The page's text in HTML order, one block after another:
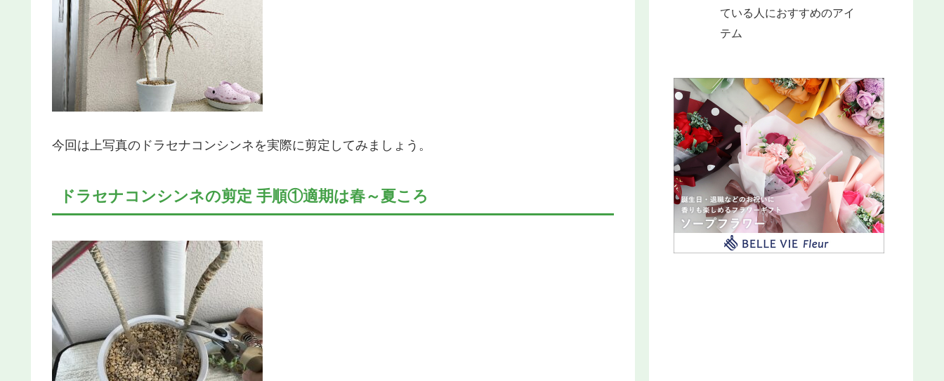
今回は上写真のドラセナコンシンネを実際に剪定してみましょう。
ドラセナコンシンネの剪定 手順①適期は春～夏ころ
ている人におすすめのアイ
テム